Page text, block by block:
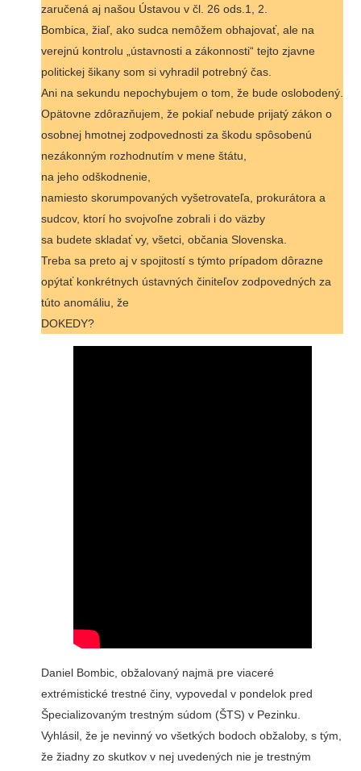
zaručená aj našou Ústavou v čl. 26 ods.1, 2.
Bombica, žiaľ, ako sudca nemôžem obhajovať, ale na
verejnú kontrolu „ústavnosti a zákonnosti“ tejto zjavne
politickej šikany som si vyhradil potrebný čas.
Ani na sekundu nepochybujem o tom, že bude oslobodený.
Opätovne zdôrazňujem, že pokiaľ nebude prijatý zákon o
osobnej hmotnej zodpovednosti za škodu spôsobenú
nezákonným rozhodnutím v mene štátu,
na jeho odškodnenie,
namiesto skorumpovaných vyšetrovateľa, prokurátora a
sudcov, ktorí ho svojvoľne zobrali i do väzby
sa budete skladať vy, všetci, občania Slovenska.
Treba sa preto aj v spojitostí s týmto prípadom dôrazne
opýtať konkrétnych ústavných činiteľov zodpovedných za
túto anomáliu, že
DOKEDY?
Daniel Bombic, obžalovaný najmä pre viaceré
extrémistické trestné činy, vypovedal v pondelok pred
Špecializovaným trestným súdom (ŠTS) v Pezinku.
Vyhlásil, že je nevinný vo všetkých bodoch obžaloby, s tým,
že žiadny zo skutkov v nej uvedených nie je trestným